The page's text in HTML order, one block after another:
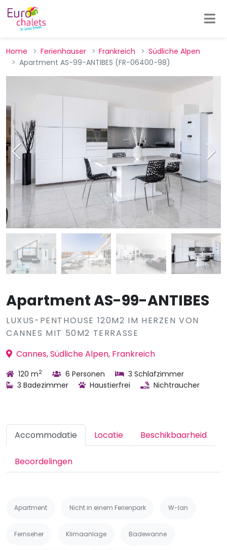
Home Ferienhauser Frankreich
Südliche Alpen
Apartment AS-99-ANTIBES (FR-06400-98)
Apartment AS-99-ANTIBES
LUXUS-PENTHOUSE 120M2 IM HERZEN VON
CANNES MIT 50M2 TERRASSE
Cannes, Südliche Alpen, Frankreich
120 m2 6 Personen
3 Schlafzimmer
3 Badezimmer
Haustierfrei Nichtraucher
Accommodatie Locatie Beschikbaarheid
Beoordelingen
Apartment Nicht in einem Ferienpark W-lan
Fernseher Klimaanlage Badewanne